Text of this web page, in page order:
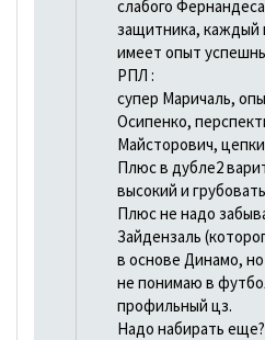
слабого
защитника, каждый
имеет опыт
РПЛ :
супер Маричаль,
Осипенко,
Майсторович,
Плюс в дубле2
высокий и
Плюс не надо
Зайдензаль
в основе Динамо,
не понимаю в
профильный цз.
Надо набирать